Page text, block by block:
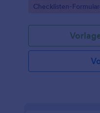
priorisieren und
Go to Category:
Checklisten-